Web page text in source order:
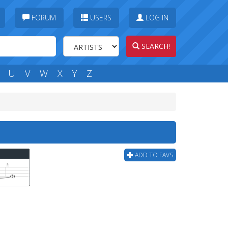
FORUM USERS LOG IN
SEARCH!
U V W X Y Z
ADD TO FAVS